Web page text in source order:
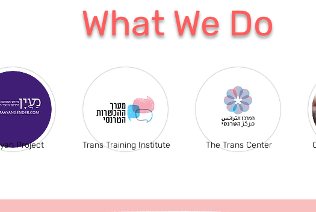
What We Do
Project Trans Training Institute The Trans Center